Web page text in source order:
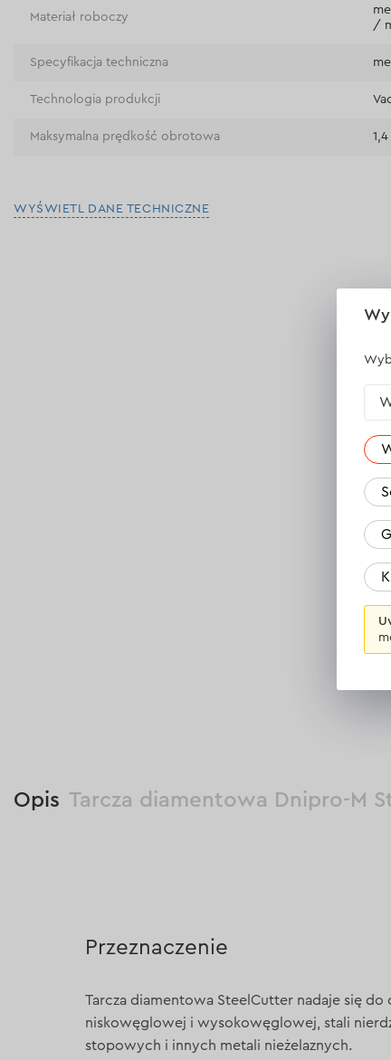
Materiał roboczy
/
Specyfikacja techniczna
Technologia produkcji
Maksymalna prędkość obrotowa
WYŚWIETL DANE TECHNICZNE
Opis Tarcza diamentowa Dnipro-M
Przeznaczenie
Tarcza diamentowa SteelCutter nadaje się do
niskowęglowej i wysokowęglowej, stali
stopowych i innych metali nieżelaznych.